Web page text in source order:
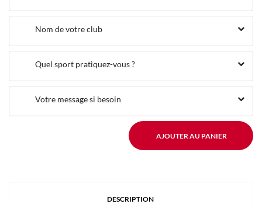
Nom de votre club
Quel sport pratiquez-vous ?
Votre message si besoin
AJOUTER AU PANIER
DESCRIPTION